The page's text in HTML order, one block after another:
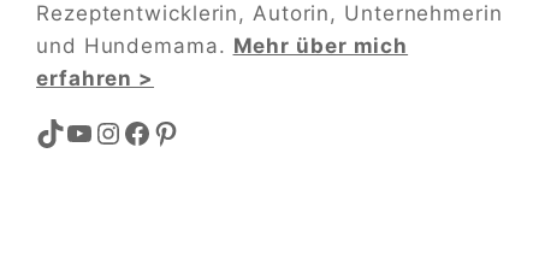
Rezeptentwicklerin, Autorin, Unternehmerin
und Hundemama. Mehr über mich
erfahren >
TikTok
YouTube
Instagram
Facebook
Pinterest